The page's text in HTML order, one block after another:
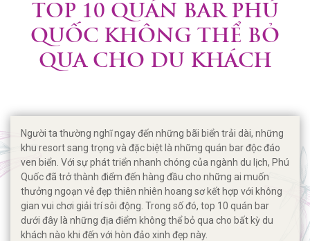
TOP 10 QUÁN BAR PHÚ
QUỐC KHÔNG THỂ BỎ
QUA CHO DU KHÁCH
Người ta thường nghĩ ngay đến những bãi biển trải dài, những
khu resort sang trọng và đặc biệt là những quán bar độc đáo
ven biển. Với sự phát triển nhanh chóng của ngành du lịch, Phú
Quốc đã trở thành điểm đến hàng đầu cho những ai muốn
thưởng ngoạn vẻ đẹp thiên nhiên hoang sơ kết hợp với không
gian vui chơi giải trí sôi động. Trong số đó, top 10 quán bar
dưới đây là những địa điểm không thể bỏ qua cho bất kỳ du
khách nào khi đến với hòn đảo xinh đẹp này.